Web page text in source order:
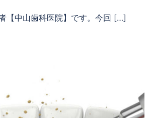
【中山歯科医院】です。今回 […]